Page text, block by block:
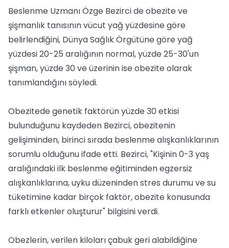
Beslenme Uzmanı Özge Bezirci de obezite ve
şişmanlık tanısının vücut yağ yüzdesine göre
belirlendiğini, Dünya Sağlık Örgütüne göre yağ
yüzdesi 20-25 aralığının normal, yüzde 25-30'un
şişman, yüzde 30 ve üzerinin ise obezite olarak
tanımlandığını söyledi.
Obezitede genetik faktörün yüzde 30 etkisi
bulunduğunu kaydeden Bezirci, obezitenin
gelişiminden, birinci sırada beslenme alışkanlıklarının
sorumlu olduğunu ifade etti. Bezirci, "Kişinin 0-3 yaş
aralığındaki ilk beslenme eğitiminden egzersiz
alışkanlıklarına, uyku düzeninden stres durumu ve su
tüketimine kadar birçok faktör, obezite konusunda
farklı etkenler oluşturur" bilgisini verdi.
Obezlerin, verilen kiloları çabuk geri alabildiğine